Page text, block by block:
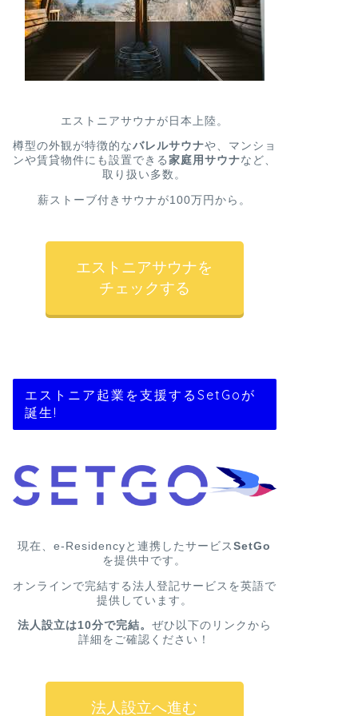
エストニアサウナが日本上陸。
樽型の外観が特徴的なバレルサウナや、マンショ
ンや賃貸物件にも設置できる 家庭用サウナなど、
取り扱い多数。
薪ストーブ付きサウナが100万円から。
エストニアサウナを
チェックする
エストニア起業を支援するSetGoが
誕生!
現在、e-Residencyと連携したサービスSetGo
を提供中です。
オンラインで完結する法人登記サービスを英語で
提供しています。
法人設立は10分で完結。 ぜひ以下のリンクから
詳細をご確認ください！
法人設立へ進む